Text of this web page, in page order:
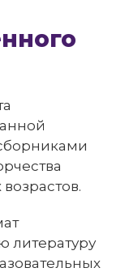
литературу